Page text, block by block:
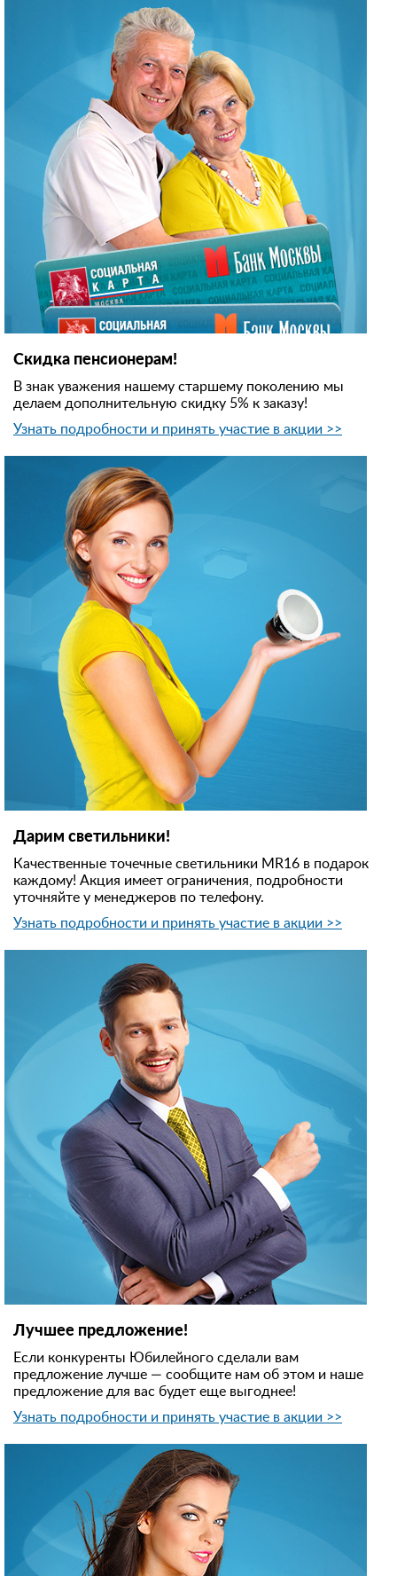
Cкидка пенсионерам!
В знак уважения нашему старшему поколению мы
делаем дополнительную скидку 5% к заказу!
Узнать подробности и принять участие в акции >>
Дарим светильники!
Качественные точечные светильники MR16 в подарок
каждому! Акция имеет ограничения, подробности
уточняйте у менеджеров по телефону.
Узнать подробности и принять участие в акции >>
Лучшее предложение!
Если конкуренты Юбилейного сделали вам
предложение лучше — сообщите нам об этом и наше
предложение для вас будет еще выгоднее!
Узнать подробности и принять участие в акции >>